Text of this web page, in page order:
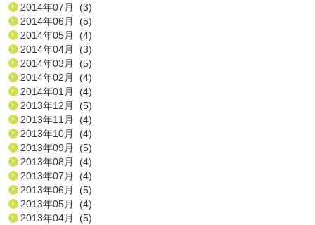
2014年07月 (3)
2014年06月 (5)
2014年05月 (4)
2014年04月 (3)
2014年03月 (5)
2014年02月 (4)
2014年01月 (4)
2013年12月 (5)
2013年11月 (4)
2013年10月 (4)
2013年09月 (5)
2013年08月 (4)
2013年07月 (4)
2013年06月 (5)
2013年05月 (4)
2013年04月 (5)